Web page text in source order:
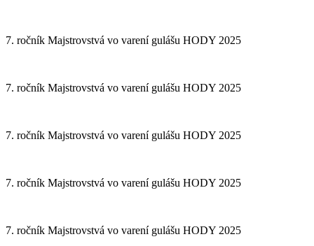
7. ročník Majstrovstvá vo varení gulášu HODY 2025
7. ročník Majstrovstvá vo varení gulášu HODY 2025
7. ročník Majstrovstvá vo varení gulášu HODY 2025
7. ročník Majstrovstvá vo varení gulášu HODY 2025
7. ročník Majstrovstvá vo varení gulášu HODY 2025